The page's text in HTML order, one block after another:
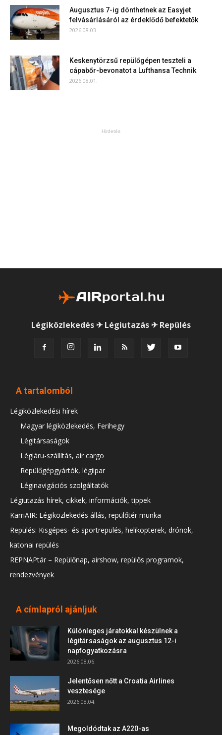
Augusztus 7-ig dönthetnek az Easyjet
felvásárlásáról az érdeklődő befektetők
2026.08.03.
Keskenytörzsű repülőgépen teszteli a
cápabőr-bevonatot a Lufthansa Technik
2026.08.01.
Hirdetés
Légiközlekedés ✈ Légiutazás ✈ Repülés
A tartalomból
Légiközlekedési hírek
Magyar légiközlekedés, Ferihegy
Légitársaságok
Légiáru-szállítás, air cargo
Repülőgépgyártók, légiipar
Léginavigációs szolgáltatók
Légiutazás hírek, cikkek, információk, tippek
KarriAIR: Légiközlekedés állás, repülőtér munka
Repülés: Kisgépes- és sportrepülés, helikopterek, drónok,
katonai repülés
REPNAPtár – Repülőnap, airshow, repülős programok,
rendezvények
A címlapról ajánljuk
Különleges járatokkal készülnek a
légitársaságok az augusztus 12-i
napfogyatkozásra
2026.08.06.
Jelentősen nőtt a Croatia Airlines
vesztesége
2026.08.04.
Megoldódtak az A220-as